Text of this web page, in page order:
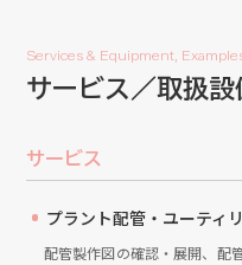
Services & Equipment,
サービス／取扱設
サービス
プラント配管・ユーティ
配管製作図の確認・展開、配